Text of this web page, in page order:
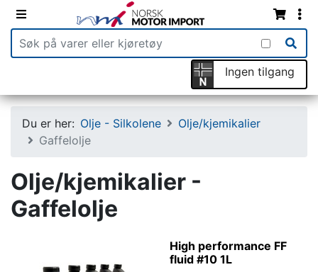
Ingen tilgang
Du er her: Olje - Silkolene
Olje/kjemikalier
Gaffelolje
Olje/kjemikalier -
Gaffelolje
High performance FF
fluid #10 1L